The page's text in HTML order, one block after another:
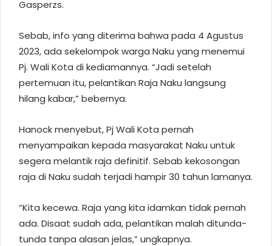
Gasperzs.
Sebab, info yang diterima bahwa pada 4 Agustus
2023, ada sekelompok warga Naku yang menemui
Pj. Wali Kota di kediamannya. “Jadi setelah
pertemuan itu, pelantikan Raja Naku langsung
hilang kabar,” bebernya.
Hanock menyebut, Pj Wali Kota pernah
menyampaikan kepada masyarakat Naku untuk
segera melantik raja definitif. Sebab kekosongan
raja di Naku sudah terjadi hampir 30 tahun lamanya.
“Kita kecewa. Raja yang kita idamkan tidak pernah
ada. Disaat sudah ada, pelantikan malah ditunda-
tunda tanpa alasan jelas,” ungkapnya.